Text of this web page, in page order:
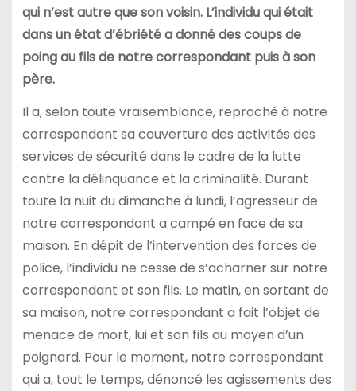
qui n’est autre que son voisin. L’individu qui était
dans un état d’ébriété a donné des coups de
poing au fils de notre correspondant puis à son
père.
Il a, selon toute vraisemblance, reproché à notre
correspondant sa couverture des activités des
services de sécurité dans le cadre de la lutte
contre la délinquance et la criminalité. Durant
toute la nuit du dimanche à lundi, l’agresseur de
notre correspondant a campé en face de sa
maison. En dépit de l’intervention des forces de
police, l’individu ne cesse de s’acharner sur notre
correspondant et son fils. Le matin, en sortant de
sa maison, notre correspondant a fait l’objet de
menace de mort, lui et son fils au moyen d’un
poignard. Pour le moment, notre correspondant
qui a, tout le temps, dénoncé les agissements des